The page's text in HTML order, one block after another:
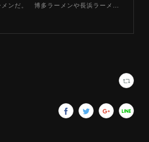
メンだ。 博多ラーメンや長浜ラーメ…